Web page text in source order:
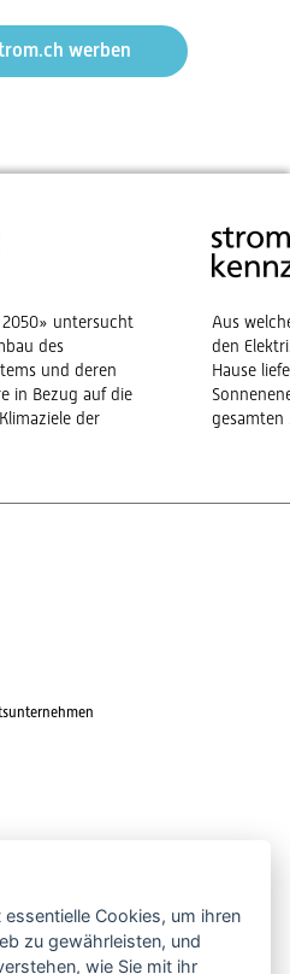
werben
untersucht
des
und deren
in Bezug auf die
der
Aus
den
Hause
gesamten
abonnierenCookies, um ihren
zu gewährleisten, und
wie Sie mit ihr